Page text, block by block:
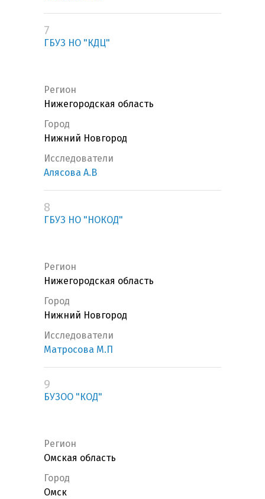
7
ГБУЗ НО "КДЦ"
Регион
Нижегородская область
Город
Нижний Новгород
Исследователи
Алясова А.В
8
ГБУЗ НО "НОКОД"
Регион
Нижегородская область
Город
Нижний Новгород
Исследователи
Матросова М.П
9
БУЗОО "КОД"
Регион
Омская область
Город
Омск